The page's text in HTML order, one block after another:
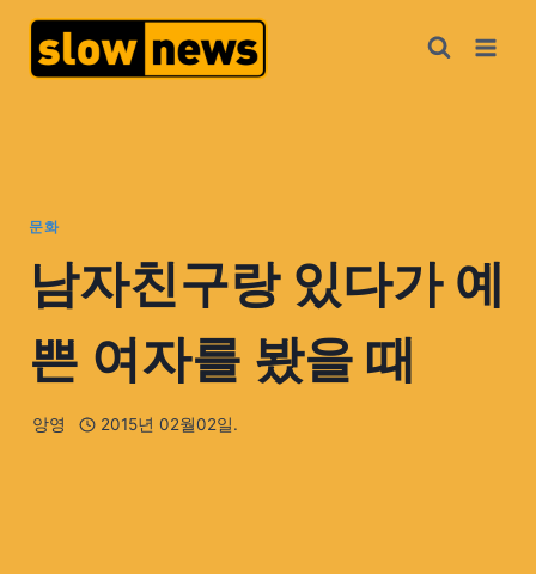
문화
남자친구랑 있다가 예
쁜 여자를 봤을 때
앙영 2015년 02월02일.